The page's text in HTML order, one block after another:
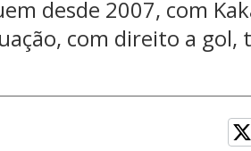
desde 2007, com
com direito a gol,